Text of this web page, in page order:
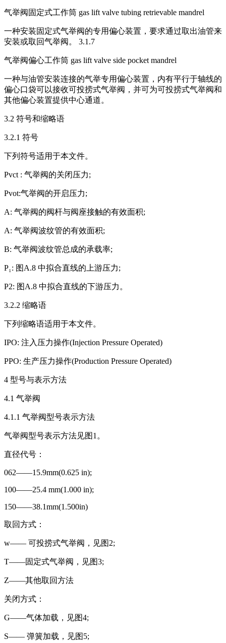
气举阀固定式工作筒 gas lift valve tubing retrievable mandrel
一种安装固定式气举阀的专用偏心装置，要求通过取出油管来
安装或取回气举阀。 3.1.7
气举阀偏心工作筒 gas lift valve side pocket mandrel
一种与油管安装连接的气举专用偏心装置，内有平行于轴线的
偏心口袋可以接收可投捞式气举阀，并可为可投捞式气举阀和
其他偏心装置提供中心通道。
3.2 符号和缩略语
3.2.1 符号
下列符号适用于本文件。
Pvct : 气举阀的关闭压力;
Pvot:气举阀的开启压力;
A: 气举阀的阀杆与阀座接触的有效面积;
A: 气举阀波纹管的有效面积;
B: 气举阀波纹管总成的承载率;
P₁: 图A.8 中拟合直线的上游压力;
P2: 图A.8 中拟合直线的下游压力。
3.2.2 缩略语
下列缩略语适用于本文件。
IPO: 注入压力操作(Injection Pressure Operated)
PPO: 生产压力操作(Production Pressure Operated)
4 型号与表示方法
4.1 气举阀
4.1.1 气举阀型号表示方法
气举阀型号表示方法见图1。
直径代号：
062——15.9mm(0.625 in);
100——25.4 mm(1.000 in);
150——38.1mm(1.500in)
取回方式：
w—— 可投捞式气举阀，见图2;
T——固定式气举阀，见图3;
Z——其他取回方法
关闭方式：
G——气体加载，见图4;
S—— 弹簧加载，见图5;